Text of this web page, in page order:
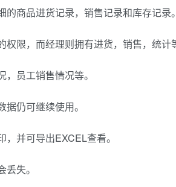
商品进货记录，销售记录和库存记录。
限，而经理则拥有进货，销售，统计
员工销售情况等。
仍可继续使用。
并可导出EXCEL查看。
失。